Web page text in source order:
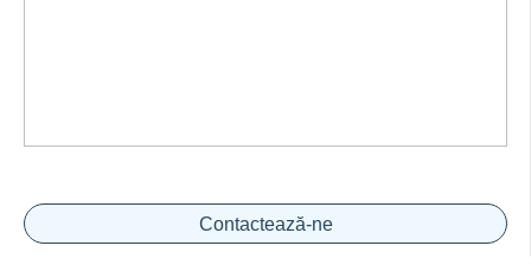
Contactează-ne